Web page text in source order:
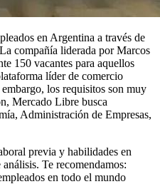
en Argentina a través de
compañía liderada por Marcos
150 vacantes para aquellos
líder de comercio
los requisitos son muy
Mercado Libre busca
Administración de Empresas,
previa y habilidades en
Te recomendamos:
en todo el mundo